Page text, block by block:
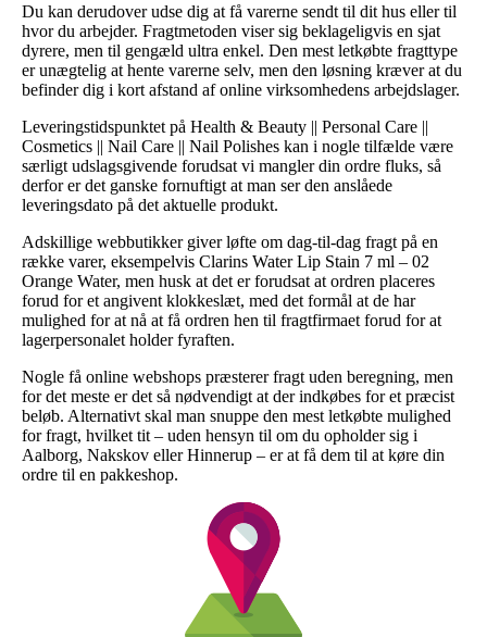
Du kan derudover udse dig at få varerne sendt til dit hus eller til
hvor du arbejder. Fragtmetoden viser sig beklageligvis en sjat
dyrere, men til gengæld ultra enkel. Den mest letkøbte fragttype
er unægtelig at hente varerne selv, men den løsning kræver at du
befinder dig i kort afstand af online virksomhedens arbejdslager.
Leveringstidspunktet på Health & Beauty || Personal Care ||
Cosmetics || Nail Care || Nail Polishes kan i nogle tilfælde være
særligt udslagsgivende forudsat vi mangler din ordre fluks, så
derfor er det ganske fornuftigt at man ser den anslåede
leveringsdato på det aktuelle produkt.
Adskillige webbutikker giver løfte om dag-til-dag fragt på en
række varer, eksempelvis Clarins Water Lip Stain 7 ml – 02
Orange Water, men husk at det er forudsat at ordren placeres
forud for et angivent klokkeslæt, med det formål at de har
mulighed for at nå at få ordren hen til fragtfirmaet forud for at
lagerpersonalet holder fyraften.
Nogle få online webshops præsterer fragt uden beregning, men
for det meste er det så nødvendigt at der indkøbes for et præcist
beløb. Alternativt skal man snuppe den mest letkøbte mulighed
for fragt, hvilket tit – uden hensyn til om du opholder sig i
Aalborg, Nakskov eller Hinnerup – er at få dem til at køre din
ordre til en pakkeshop.